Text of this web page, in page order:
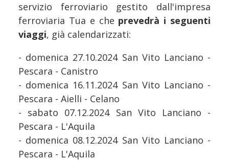
servizio ferroviario gestito dall'impresa
ferroviaria Tua e che prevedrà i seguenti
viaggi, già calendarizzati:
- domenica 27.10.2024 San Vito Lanciano -
Pescara - Canistro
- domenica 16.11.2024 San Vito Lanciano -
Pescara - Aielli - Celano
- sabato 07.12.2024 San Vito Lanciano -
Pescara - L'Aquila
- domenica 08.12.2024 San Vito Lanciano -
Pescara - L'Aquila